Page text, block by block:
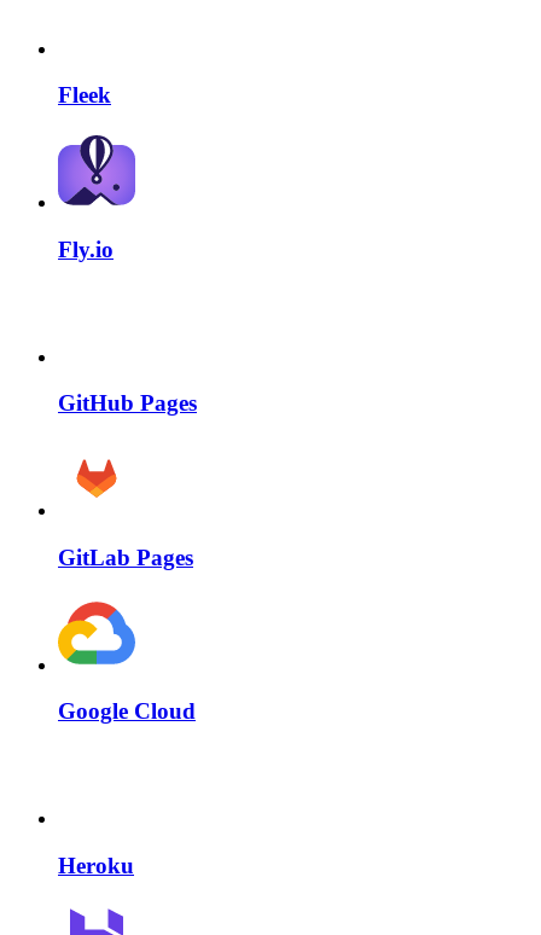
Fleek
Fly.io
GitHub Pages
GitLab Pages
Google Cloud
Heroku